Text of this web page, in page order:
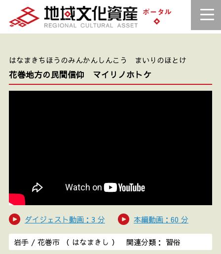
はなまきちほうのみんかんしんこう まいりのほとけ
花巻地方の民間信仰 マイリノホトケ
ダイジェスト動画：3 分 本編動画：60 分
岩手 / 花巻市 （ はなまきし ） 関連分類： 習俗